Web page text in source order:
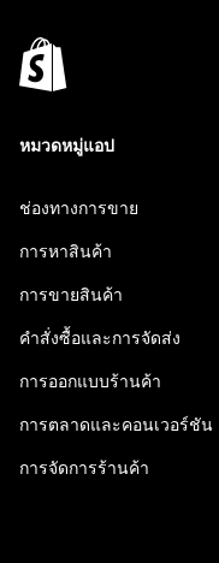
หมวดหมู่แอป
ช่องทางการขาย
การหาสินค้า
การขายสินค้า
คำสั่งซื้อและการจัดส่ง
การออกแบบร้านค้า
การตลาดและคอนเวอร์ชัน
การจัดการร้านค้า